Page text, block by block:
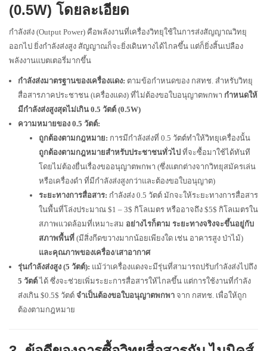
(0.5W) โดยละเอียด
กำลังส่ง (Output Power) คือพลังงานที่เครื่องวิทยุใช้ในการส่งสัญญาณวิทยุ
ออกไป ยิ่งกำลังส่งสูง สัญญาณก็จะยิ่งเดินทางได้ไกลขึ้น แต่ก็ยิ่งสิ้นเปลือง
พลังงานแบตเตอรี่มากขึ้น
กำลังส่งมาตรฐานของเครื่องแดง: ตามข้อกำหนดของ กสทช. สำหรับวิทยุ
สื่อสารภาคประชาชน (เครื่องแดง) ที่ไม่ต้องขอใบอนุญาตพกพา กำหนดให้
มีกำลังส่งสูงสุดไม่เกิน 0.5 วัตต์ (0.5W)
ความหมายของ 0.5 วัตต์:
ถูกต้องตามกฎหมาย: การมีกำลังส่งที่ 0.5 วัตต์ทำให้วิทยุเครื่องนั้น
ถูกต้องตามกฎหมายสำหรับประชาชนทั่วไป ที่จะซื้อมาใช้ได้ทันที
โดยไม่ต้องยื่นเรื่องขออนุญาตพกพา (ซึ่งแตกต่างจากวิทยุสมัครเล่น
หรือเครื่องดำ ที่มีกำลังส่งสูงกว่าและต้องขอใบอนุญาต)
ระยะทางการสื่อสาร: กำลังส่ง 0.5 วัตต์ มักจะให้ระยะทางการสื่อสาร
ในพื้นที่โล่งประมาณ $1 – 3$ กิโลเมตร หรืออาจถึง $5$ กิโลเมตรใน
สภาพแวดล้อมที่เหมาะสม อย่างไรก็ตาม ระยะทางจริงจะขึ้นอยู่กับ
สภาพพื้นที่ (มีสิ่งกีดขวางมากน้อยเพียงใด เช่น อาคารสูง ป่าไม้)
และคุณภาพของเครื่อง/เสาอากาศ
รุ่นกำลังส่งสูง (5 วัตต์): แม้ว่าเครื่องแดงจะมีรุ่นที่สามารถปรับกำลังส่งไปถึง
5 วัตต์ได้ ซึ่งจะช่วยเพิ่มระยะการสื่อสารให้ไกลขึ้น แต่การใช้งานที่กำลัง
ส่งเกิน $0.5$ วัตต์ จำเป็นต้องขอใบอนุญาตพกพา จาก กสทช. เพื่อให้ถูก
ต้องตามกฎหมาย